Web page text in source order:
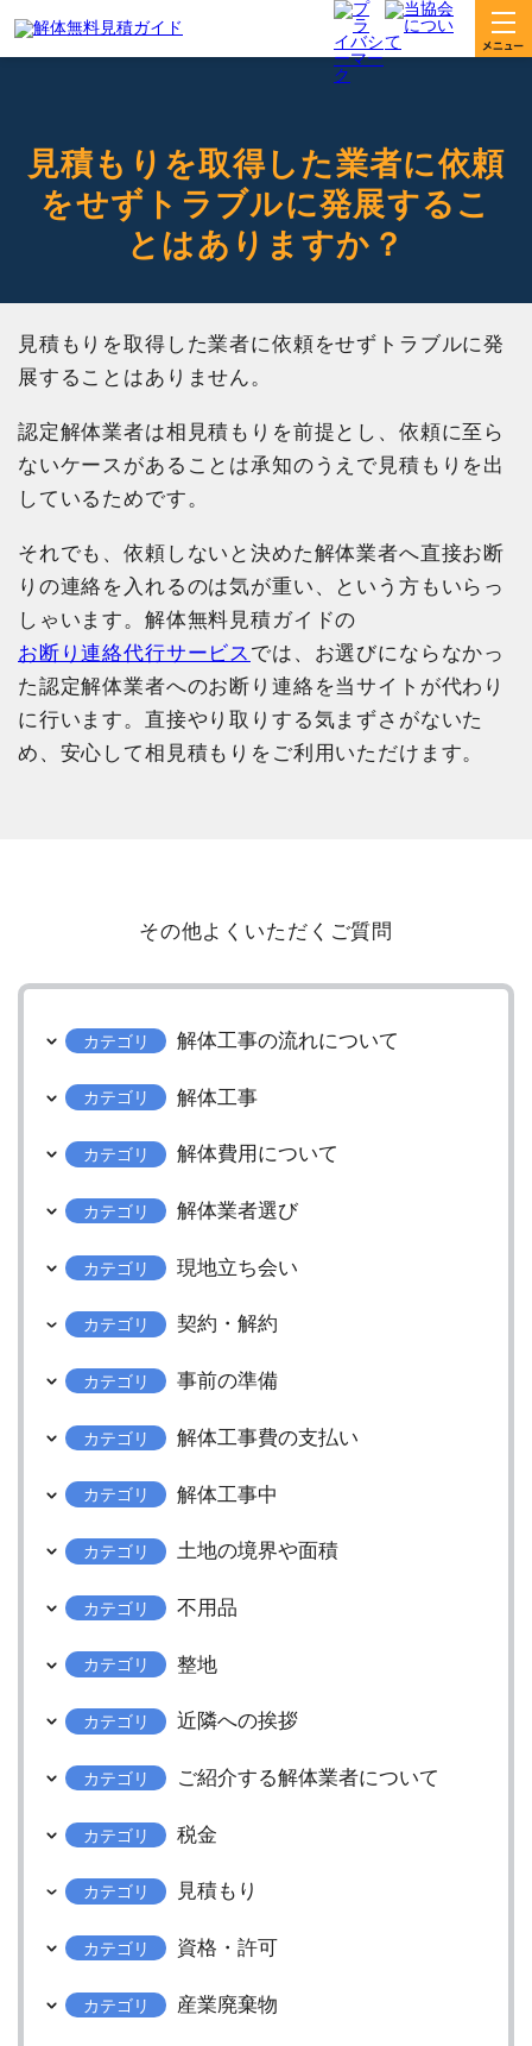
見積もりを取得した業者に依頼
をせずトラブルに発展するこ
とはありますか？
見積もりを取得した業者に依頼をせずトラブルに発
展することはありません。
認定解体業者は相見積もりを前提とし、依頼に至ら
ないケースがあることは承知のうえで見積もりを出
しているためです。
それでも、依頼しないと決めた解体業者へ直接お断
りの連絡を入れるのは気が重い、という方もいらっ
しゃいます。解体無料見積ガイドの
お断り連絡代行サービス では、お選びにならなかっ
た認定解体業者へのお断り連絡を当サイトが代わり
に行います。直接やり取りする気まずさがないた
め、安心して相見積もりをご利用いただけます。
その他よくいただくご質問
カテゴリ 解体工事の流れについて
カテゴリ 解体工事
カテゴリ 解体費用について
カテゴリ 解体業者選び
カテゴリ 現地立ち会い
カテゴリ 契約・解約
カテゴリ 事前の準備
カテゴリ 解体工事費の支払い
カテゴリ 解体工事中
カテゴリ 土地の境界や面積
カテゴリ 不用品
カテゴリ 整地
カテゴリ 近隣への挨拶
カテゴリ ご紹介する解体業者について
カテゴリ 税金
カテゴリ 見積もり
カテゴリ 資格・許可
カテゴリ 産業廃棄物